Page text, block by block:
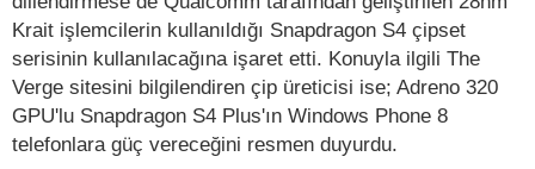
Krait işlemcilerin kullanıldığı Snapdragon S4 çipset
serisinin kullanılacağına işaret etti. Konuyla ilgili The
Verge sitesini bilgilendiren çip üreticisi ise; Adreno 320
GPU'lu Snapdragon S4 Plus'ın Windows Phone 8
telefonlara güç vereceğini resmen duyurdu.